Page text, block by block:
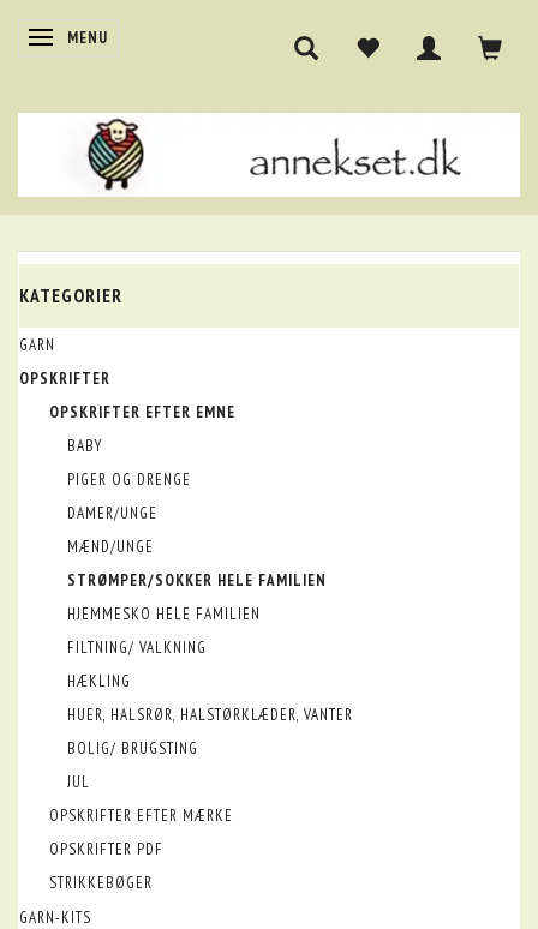
SKIFTE NAVIGATION
MENU
KATEGORIER
GARN
OPSKRIFTER
OPSKRIFTER EFTER EMNE
BABY
PIGER OG DRENGE
DAMER/UNGE
MÆND/UNGE
STRØMPER/SOKKER HELE FAMILIEN
HJEMMESKO HELE FAMILIEN
FILTNING/ VALKNING
HÆKLING
HUER, HALSRØR, HALSTØRKLÆDER, VANTER
BOLIG/ BRUGSTING
JUL
OPSKRIFTER EFTER MÆRKE
OPSKRIFTER PDF
STRIKKEBØGER
GARN-KITS